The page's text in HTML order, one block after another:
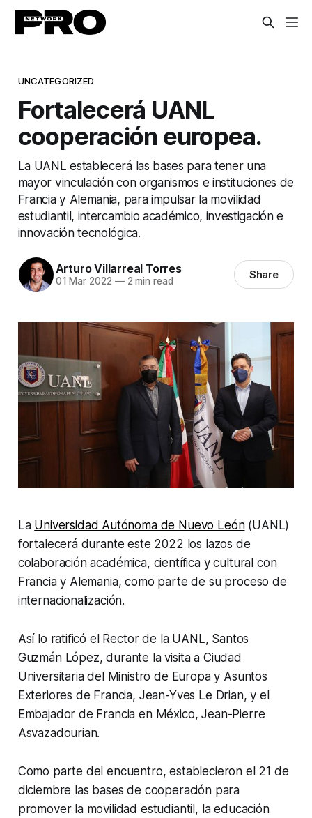
UNCATEGORIZED
Fortalecerá UANL
cooperación europea.
La UANL establecerá las bases para tener una
mayor vinculación con organismos e instituciones de
Francia y Alemania, para impulsar la movilidad
estudiantil, intercambio académico, investigación e
innovación tecnológica.
Arturo Villarreal Torres
01 Mar 2022 —2 min read Share
La Universidad Autónoma de Nuevo León(UANL)
fortalecerá durante este 2022 los lazos de
colaboración académica, científica y cultural con
Francia y Alemania, como parte de su proceso de
internacionalización.
Así lo ratificó el Rector de la UANL, Santos
Guzmán López, durante la visita a Ciudad
Universitaria del Ministro de Europa y Asuntos
Exteriores de Francia, Jean-Yves Le Drian, y el
Embajador de Francia en México, Jean-Pierre
Asvazadourian.
Como parte del encuentro, establecieron el 21 de
diciembre las bases de cooperación para
promover la movilidad estudiantil, la educación